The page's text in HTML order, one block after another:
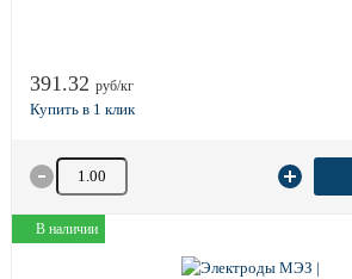
391.32 руб/кг
Количество товара
В наличии